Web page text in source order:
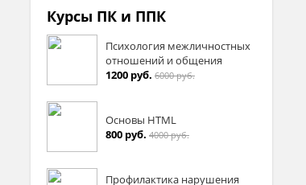
Курсы ПК и ППК
Психология межличностных
отношений и общения
1200 руб. 6000 руб.
Основы HTML
800 руб. 4000 руб.
Профилактика нарушения